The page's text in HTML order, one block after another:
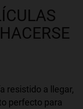
resistido a llegar,
perfecto para